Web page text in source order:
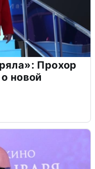
Прохор
новой